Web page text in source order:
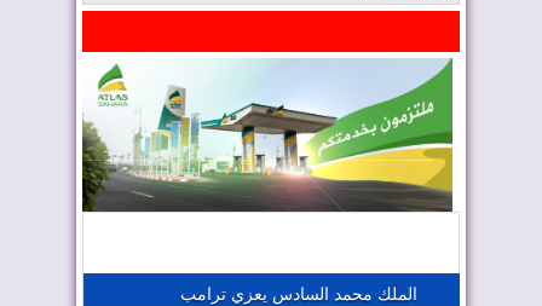
المغرب يعزز موقعه في صناعة الطيران
الملك محمد السادس يعزي ترامب